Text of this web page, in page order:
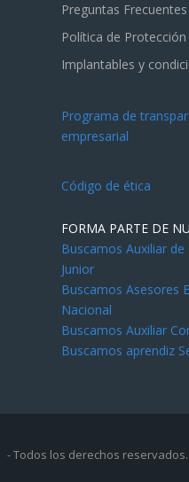
Preguntas Frecuentes
Política de
Implantables y
Programa de
empresarial
Código de ética
FORMA PARTE DE
Buscamos Auxiliar
Junior
Buscamos Asesores
Nacional
Buscamos Auxiliar
Buscamos aprendiz
- Todos los derechos reservados.